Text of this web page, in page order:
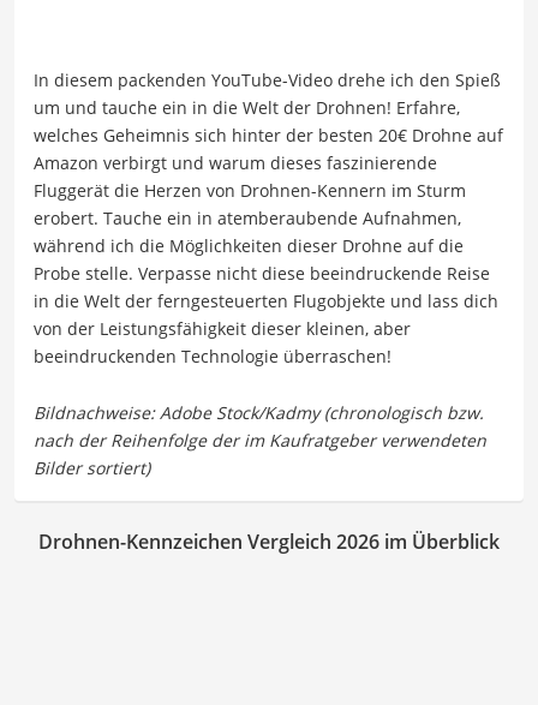
In diesem packenden YouTube-Video drehe ich den Spieß
um und tauche ein in die Welt der Drohnen! Erfahre,
welches Geheimnis sich hinter der besten 20€ Drohne auf
Amazon verbirgt und warum dieses faszinierende
Fluggerät die Herzen von Drohnen-Kennern im Sturm
erobert. Tauche ein in atemberaubende Aufnahmen,
während ich die Möglichkeiten dieser Drohne auf die
Probe stelle. Verpasse nicht diese beeindruckende Reise
in die Welt der ferngesteuerten Flugobjekte und lass dich
von der Leistungsfähigkeit dieser kleinen, aber
beeindruckenden Technologie überraschen!
Drohnen-Kennzeichen Vergleich 2026 im Überblick